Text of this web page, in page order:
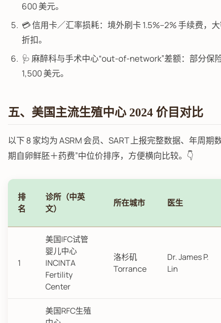
600 美元。
💳 信用卡／汇率损耗：境外刷卡 1.5%–2% 手续费，
折扣。
🩺 麻醉科与手术中心“out-of-network”差额：部分保
1,500 美元。
五、美国主流生殖中心 2024 价目对比
以下 8 家均为 ASRM 会员、SART 上报完整数据、年周期
期自卵鲜胚＋药费”中位价排序，方便横向比较。👇
排
名
诊所（中英
文）
所在城市 医生
1
美国IFC试管
婴儿中心
INCINTA
Fertility
Center
洛杉矶
Torrance
Dr. James P.
Lin
美国RFC生殖